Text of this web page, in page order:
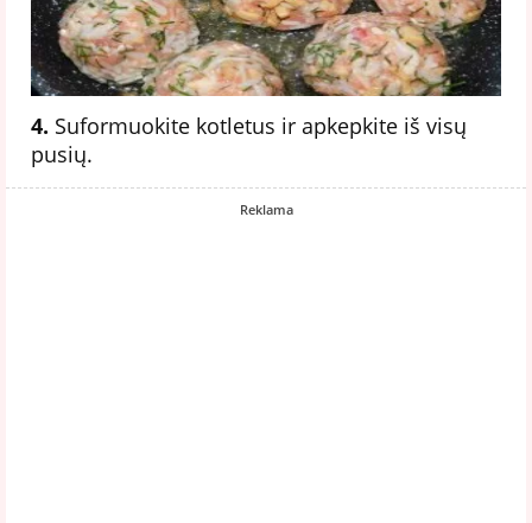
4. Suformuokite kotletus ir apkepkite iš visų
pusių.
Reklama